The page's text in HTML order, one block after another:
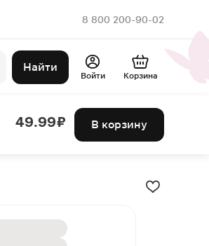
8 800 200-90-02
Найти
Войти Корзина
49.99 ₽ В корзину